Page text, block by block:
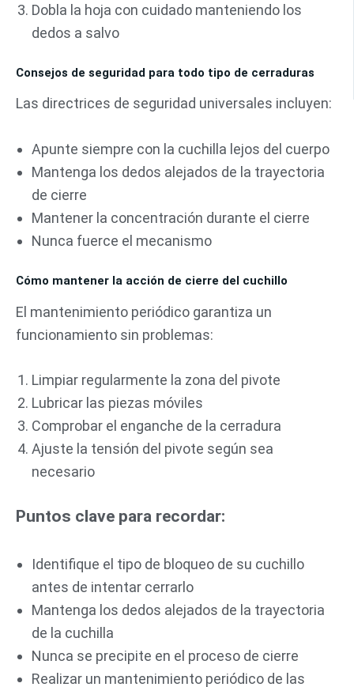
Dobla la hoja con cuidado manteniendo los
dedos a salvo
Consejos de seguridad para todo tipo de cerraduras
Las directrices de seguridad universales incluyen:
Apunte siempre con la cuchilla lejos del cuerpo
Mantenga los dedos alejados de la trayectoria
de cierre
Mantener la concentración durante el cierre
Nunca fuerce el mecanismo
Cómo mantener la acción de cierre del cuchillo
El mantenimiento periódico garantiza un
funcionamiento sin problemas:
Limpiar regularmente la zona del pivote
Lubricar las piezas móviles
Comprobar el enganche de la cerradura
Ajuste la tensión del pivote según sea
necesario
Puntos clave para recordar:
Identifique el tipo de bloqueo de su cuchillo
antes de intentar cerrarlo
Mantenga los dedos alejados de la trayectoria
de la cuchilla
Nunca se precipite en el proceso de cierre
Realizar un mantenimiento periódico de las